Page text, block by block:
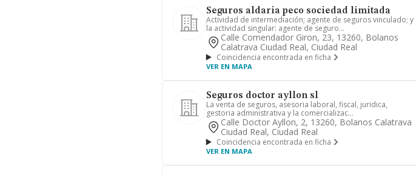
Seguros aldaria peco sociedad limitada
Actividad de intermediación; agente de seguros vinculado; y
la actividad singular: agente de seguro...
Calle Comendador Giron, 23, 13260, Bolanos
Calatrava Ciudad Real, Ciudad Real
Coincidencia encontrada en ficha
VER EN MAPA
Seguros doctor ayllon sl
La venta de seguros, asesoria laboral, fiscal, juridica,
gestoria administrativa y la comercializac...
Calle Doctor Ayllon, 2, 13260, Bolanos Calatrava
Ciudad Real, Ciudad Real
Coincidencia encontrada en ficha
VER EN MAPA